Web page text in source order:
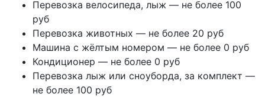
Перевозка велосипеда, лыж — не более 100
руб
Перевозка животных — не более 20 руб
Машина с жёлтым номером — не более 0 руб
Кондиционер — не более 0 руб
Перевозка лыж или сноуборда, за комплект —
не более 100 руб